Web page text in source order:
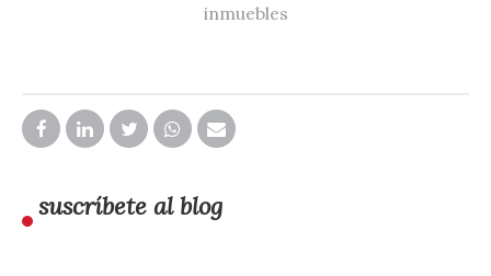
inmuebles
suscríbete al blog